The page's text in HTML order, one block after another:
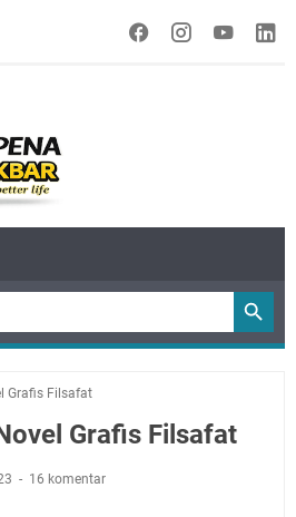
Grafis Filsafat
Grafis Filsafat
16 komentar